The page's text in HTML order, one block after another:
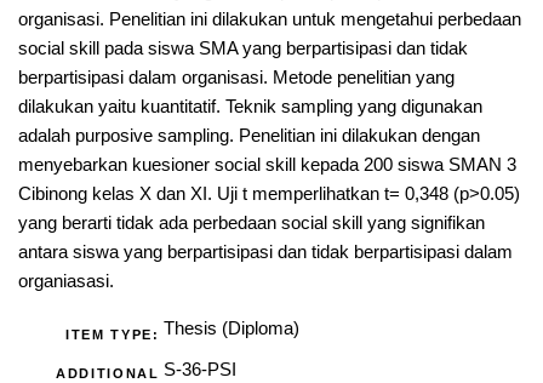
organisasi. Penelitian ini dilakukan untuk mengetahui perbedaan
social skill pada siswa SMA yang berpartisipasi dan tidak
berpartisipasi dalam organisasi. Metode penelitian yang
dilakukan yaitu kuantitatif. Teknik sampling yang digunakan
adalah purposive sampling. Penelitian ini dilakukan dengan
menyebarkan kuesioner social skill kepada 200 siswa SMAN 3
Cibinong kelas X dan XI. Uji t memperlihatkan t= 0,348 (p>0.05)
yang berarti tidak ada perbedaan social skill yang signifikan
antara siswa yang berpartisipasi dan tidak berpartisipasi dalam
organiasasi.
ITEM TYPE: Thesis (Diploma)
ADDITIONAL S-36-PSI